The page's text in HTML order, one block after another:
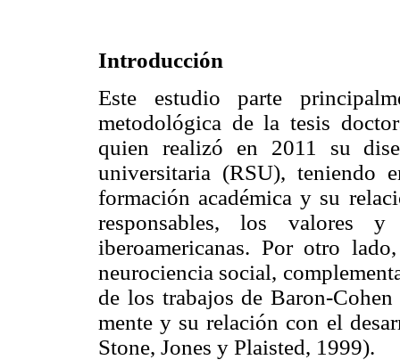
Introducción
Este estudio parte
metodológica de la tesis
quien realizó en 2011 su
universitaria (RSU), teniendo
formación académica y su
responsables, los valores
iberoamericanas. Por otro
neurociencia social,
de los trabajos de Baron-
mente y su relación con el
Stone, Jones y Plaisted, 1999).